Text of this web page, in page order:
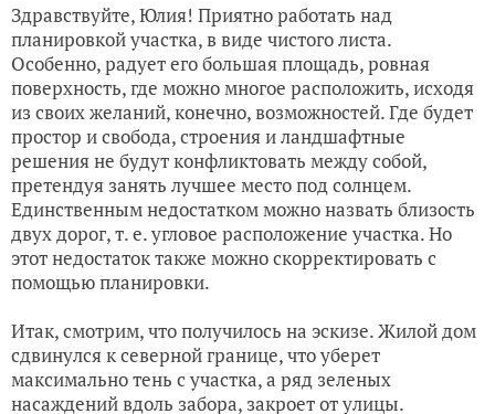
Здравствуйте, Юлия! Приятно работать над
планировкой участка, в виде чистого листа.
Особенно, радует его большая площадь, ровная
поверхность, где можно многое расположить, исходя
из своих желаний, конечно, возможностей. Где будет
простор и свобода, строения и ландшафтные
решения не будут конфликтовать между собой,
претендуя занять лучшее место под солнцем.
Единственным недостатком можно назвать близость
двух дорог, т. е. угловое расположение участка. Но
этот недостаток также можно скорректировать с
помощью планировки.
Итак, смотрим, что получилось на эскизе. Жилой дом
сдвинулся к северной границе, что уберет
максимально тень с участка, а ряд зеленых
насаждений вдоль забора, закроет от улицы.